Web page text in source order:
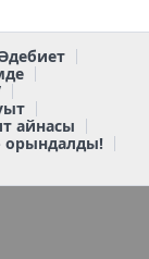
айнасы